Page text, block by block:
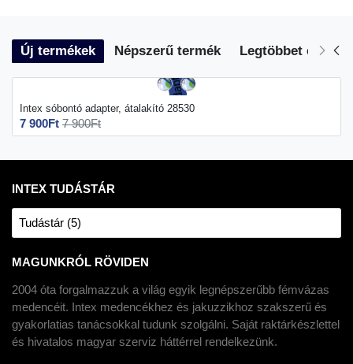
Új termékek Népszerű termék Legtöbbet eladott
Intex sóbontó adapter, átalakító 28530
7 900Ft 7 900Ft
INTEX TUDÁSTÁR
Tudástár (5)
MAGUNKRÓL RÖVIDEN
2004 óta forgalmazzuk a világ egyik legnépszerűbb fémvázas
medencéit. Intex medencékhez és jakuzzikhoz szakszerű és
gyakorlatias tanácsokkal tudunk szolgálni. Saját raktárkészlettel
és hivatalos magyar szerviz háttérrel rendelkezünk.